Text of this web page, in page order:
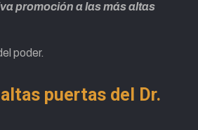
promoción a las más altas
poder.
puertas del Dr.